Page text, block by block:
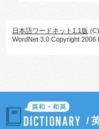
日本語ワードネット1.1版
WordNet 3.0 Copyright 2006
/